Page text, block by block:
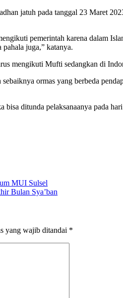
jatuh pada tanggal 23 Maret
pemerintah karena dalam
pahala juga,” katanya.
mengikuti Mufti sedangkan di
ormas yang berbeda
bisa ditunda pelaksanaanya pada
MUI Sulsel
Bulan Sya’ban
yang wajib ditandai *